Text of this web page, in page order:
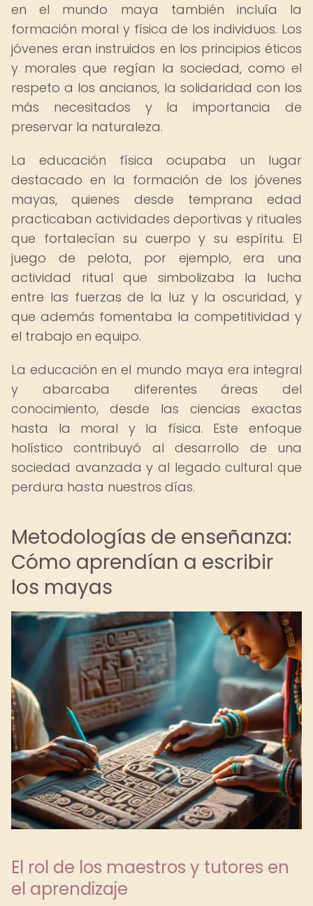
en el mundo maya también incluía la
formación moral y física de los individuos. Los
jóvenes eran instruidos en los principios éticos
y morales que regían la sociedad, como el
respeto a los ancianos, la solidaridad con los
más necesitados y la importancia de
preservar la naturaleza.
La educación física ocupaba un lugar
destacado en la formación de los jóvenes
mayas, quienes desde temprana edad
practicaban actividades deportivas y rituales
que fortalecían su cuerpo y su espíritu. El
juego de pelota, por ejemplo, era una
actividad ritual que simbolizaba la lucha
entre las fuerzas de la luz y la oscuridad, y
que además fomentaba la competitividad y
el trabajo en equipo.
La educación en el mundo maya era integral
y abarcaba diferentes áreas del
conocimiento, desde las ciencias exactas
hasta la moral y la física. Este enfoque
holístico contribuyó al desarrollo de una
sociedad avanzada y al legado cultural que
perdura hasta nuestros días.
Metodologías de enseñanza:
Cómo aprendían a escribir
los mayas
El rol de los maestros y tutores en
el aprendizaje